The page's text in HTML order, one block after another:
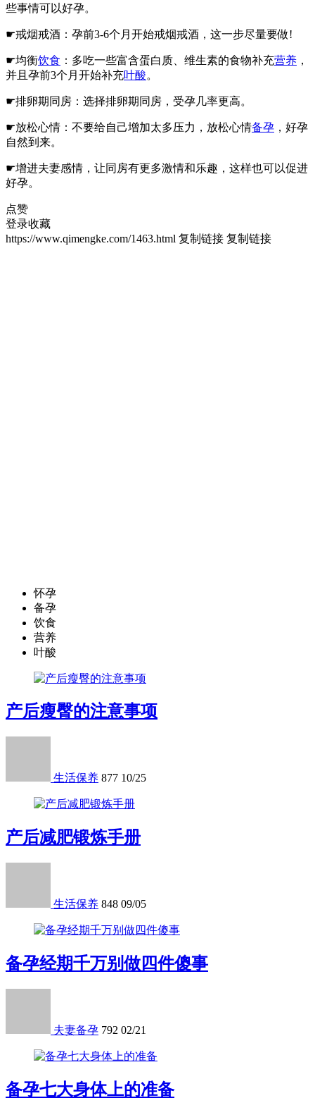
些事情可以好孕。
☛戒烟戒酒：孕前3-6个月开始戒烟戒酒，这一步尽量要做!
☛均衡饮食 ：多吃一些富含蛋白质、维生素的食物补充营养 ，
并且孕前3个月开始补充叶酸。
☛排卵期同房：选择排卵期同房，受孕几率更高。
☛放松心情：不要给自己增加太多压力，放松心情备孕 ，好孕
自然到来。
☛增进夫妻感情，让同房有更多激情和乐趣，这样也可以促进
好孕。
点赞
登录收藏
https://www.qimengke.com/1463.html 复制链接 复制链接
怀孕
备孕
饮食
营养
叶酸
产后瘦臀的注意事项
生活保养 877 10/25
产后减肥锻炼手册
生活保养 848 09/05
备孕经期千万别做四件傻事
夫妻备孕 792 02/21
备孕七大身体上的准备